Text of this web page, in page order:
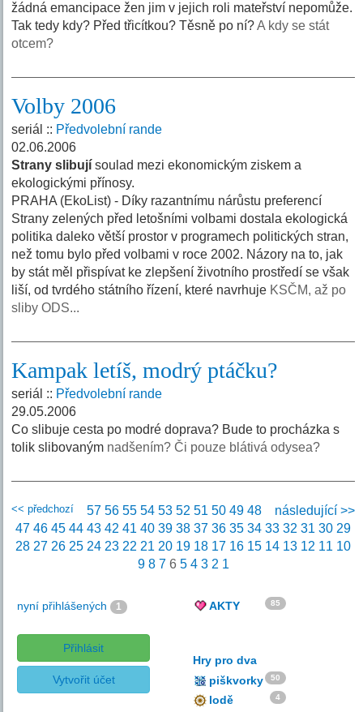
žádná emancipace žen jim v jejich roli mateřství nepomůže.
Tak tedy kdy? Před třicítkou? Těsně po ní?A kdy se stát
otcem?
Volby 2006
seriál :: Předvolební rande
02.06.2006
Strany slibují soulad mezi ekonomickým ziskem a
ekologickými přínosy.
PRAHA (EkoList) - Díky razantnímu nárůstu preferencí
Strany zelených před letošními volbami dostala ekologická
politika daleko větší prostor v programech politických stran,
než tomu bylo před volbami v roce 2002. Názory na to, jak
by stát měl přispívat ke zlepšení životního prostředí se však
liší, od tvrdého státního řízení, které navrhuje KSČM, až po
sliby ODS...
Kampak letíš, modrý ptáčku?
seriál :: Předvolební rande
29.05.2006
Co slibuje cesta po modré doprava? Bude to procházka s
tolik slibovaným nadšením? Či pouze blátivá odysea?
<< předchozí následující >>
57 56 55 54 53 52 51 50 49 48
47 46 45 44 43 42 41 40 39 38 37 36 35 34 33 32 31 30 29
28 27 26 25 24 23 22 21 20 19 18 17 16 15 14 13 12 11 10
9 8 76 5 4 3 2 1
nyní přihlášených 1
Přihlásit
Vytvořit účet
AKTY 85
Hry pro dva
piškvorky
50
lodě 4